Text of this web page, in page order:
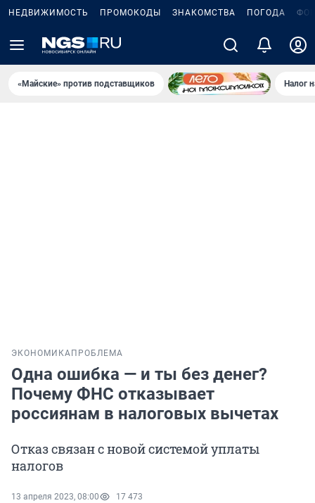
НЕДВИЖИМОСТЬ ПРОМОКОДЫ ЗНАКОМСТВА ПОГОДА
«Майские» против подставщиков Налог
ЭКОНОМИКА ПРОБЛЕМА
Одна ошибка — и ты без денег?
Почему ФНС отказывает
россиянам в налоговых вычетах
Отказ связан с новой системой уплаты
налогов
13 апреля 2023, 08:00 17 473